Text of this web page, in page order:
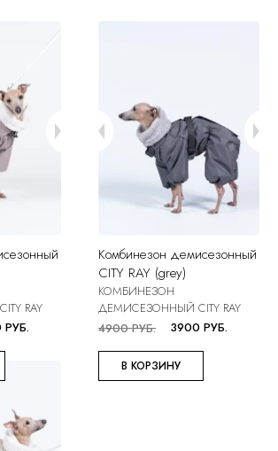
RAY
РУБ.
Комбинезон демисезонный
CITY RAY (grey)
КОМБИНЕЗОН
ДЕМИСЕЗОННЫЙ CITY RAY
4900 РУБ.
3900 РУБ.
В КОРЗИНУ